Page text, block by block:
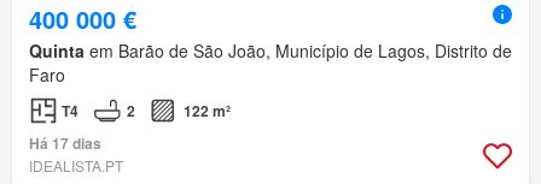
400 000 €
Quinta em Barão de São João, Município de Lagos, Distrito de
Faro
T4 2
122 m²
Há 17 dias
IDEALISTA.PT